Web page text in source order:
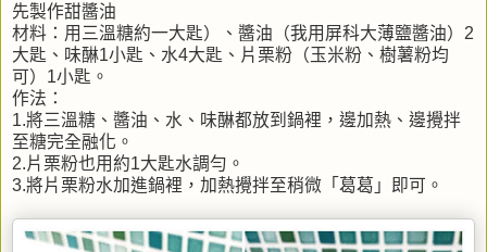
先製作甜醬油
材料：用三溫糖約一大匙）、醬油（我用屏科大薄鹽醬油）2
大匙、味醂1小匙、水4大匙、片栗粉（玉米粉、樹薯粉均
可）1小匙。
作法：
1.將三溫糖、醬油、水、味醂都放到鍋裡，邊加熱、邊攪拌
至糖完全融化。
2.片栗粉也用約1大匙水調勻。
3.將片栗粉水加進鍋裡，加熱攪拌至稍微「葛葛」即可。